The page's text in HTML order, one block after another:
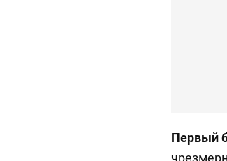
Первый